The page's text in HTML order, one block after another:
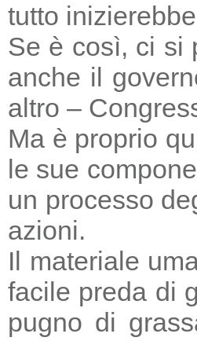
tutto
Se è così, ci si
anche il
altro –
Ma è proprio
le sue
un processo
azioni.
Il materiale
facile preda di
pugno di